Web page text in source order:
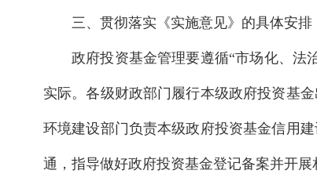
三、贯彻落实《实施意见》的具体安排
政府投资基金管理要遵循“市场化、法
实际。各级财政部门履行本级政府投资基
环境建设部门负责本级政府投资基金信用
通，指导做好政府投资基金登记备案并开